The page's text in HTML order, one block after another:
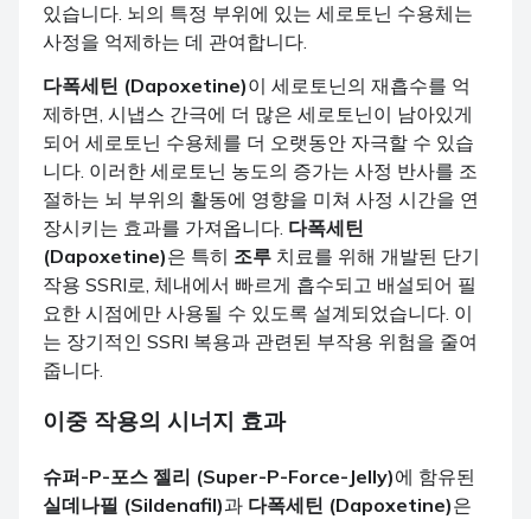
있습니다. 뇌의 특정 부위에 있는 세로토닌 수용체는
사정을 억제하는 데 관여합니다.
다폭세틴 (Dapoxetine)이 세로토닌의 재흡수를 억
제하면, 시냅스 간극에 더 많은 세로토닌이 남아있게
되어 세로토닌 수용체를 더 오랫동안 자극할 수 있습
니다. 이러한 세로토닌 농도의 증가는 사정 반사를 조
절하는 뇌 부위의 활동에 영향을 미쳐 사정 시간을 연
장시키는 효과를 가져옵니다. 다폭세틴
(Dapoxetine)은 특히 조루 치료를 위해 개발된 단기
작용 SSRI로, 체내에서 빠르게 흡수되고 배설되어 필
요한 시점에만 사용될 수 있도록 설계되었습니다. 이
는 장기적인 SSRI 복용과 관련된 부작용 위험을 줄여
줍니다.
이중 작용의 시너지 효과
슈퍼-P-포스 젤리 (Super-P-Force-Jelly)에 함유된
실데나필 (Sildenafil)과 다폭세틴 (Dapoxetine)은